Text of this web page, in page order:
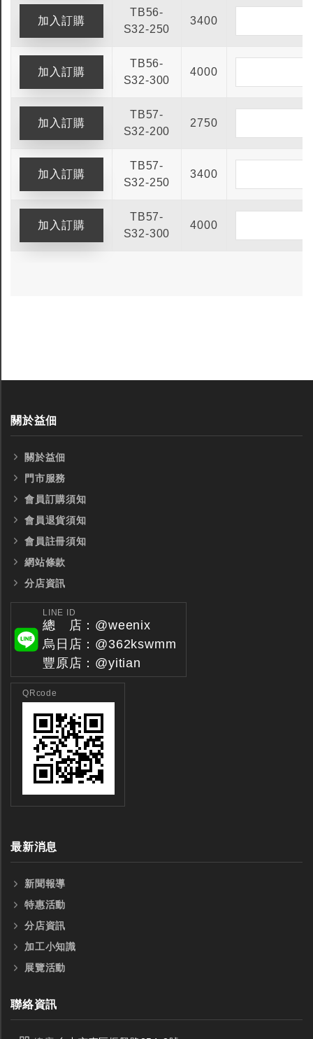
TB56-
S32-250
3400
TB56-
S32-300
4000
TB57-
S32-200
2750
TB57-
S32-250
3400
TB57-
S32-300
4000
關於益佃
關於益佃
門市服務
會員訂購須知
會員退貨須知
會員註冊須知
網站條款
分店資訊
LINE ID
總 店：@weenix
烏日店：@362kswmm
豐原店：@yitian
QRcode
最新消息
新聞報導
特惠活動
分店資訊
加工小知識
展覽活動
聯絡資訊